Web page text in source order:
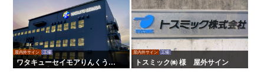
屋内外サイン 工場
ワタキューセイモアりんくう工
場様 屋内外サイン工事
屋内外サイン 工場
トスミック㈱ 様 屋外サイン